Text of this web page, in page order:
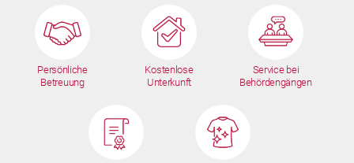
Persönliche
Betreuung
Kostenlose
Unterkunft
Service bei
Behördengängen